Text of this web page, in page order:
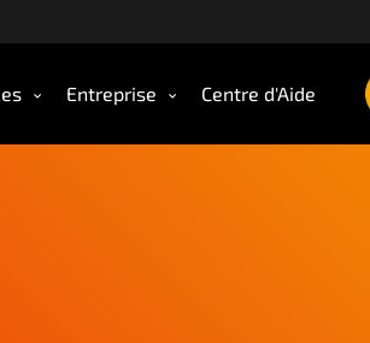
Entreprise Centre d'Aide